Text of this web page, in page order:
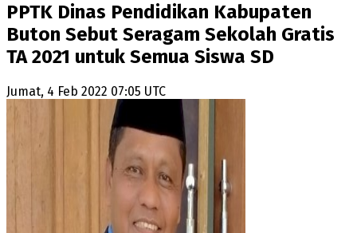
PPTK Dinas Pendidikan Kabupaten
Buton Sebut Seragam Sekolah Gratis
TA 2021 untuk Semua Siswa SD
Jumat, 4 Feb 2022 07:05 UTC